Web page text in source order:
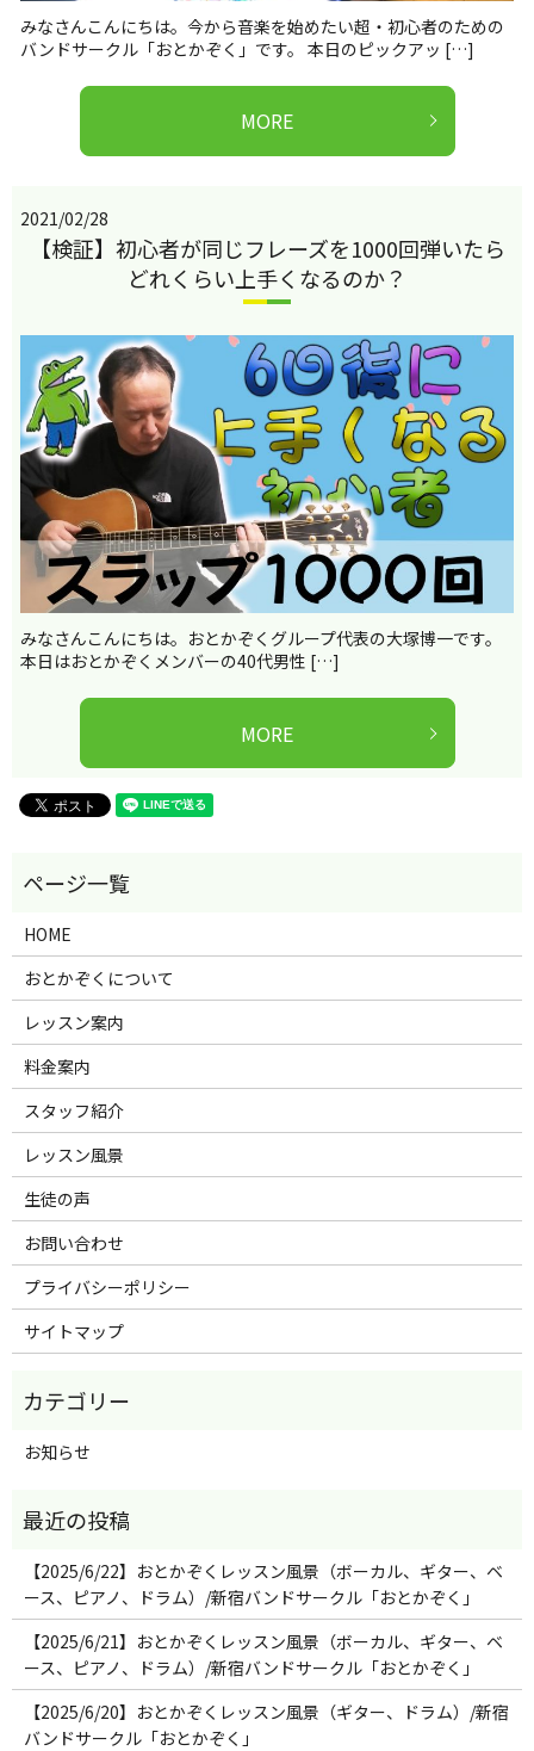
みなさんこんにちは。今から音楽を始めたい超・初心者のための
バンドサークル「おとかぞく」です。 本日のピックアッ […]
MORE
2021/02/28
【検証】初心者が同じフレーズを1000回弾いたら
どれくらい上手くなるのか？
みなさんこんにちは。おとかぞくグループ代表の大塚博一です。
本日はおとかぞくメンバーの40代男性 […]
MORE
HOME
おとかぞくについて
レッスン案内
料金案内
スタッフ紹介
レッスン風景
生徒の声
お問い合わせ
プライバシーポリシー
サイトマップ
お知らせ
【2025/6/22】おとかぞくレッスン風景（ボーカル、ギター、ベ
ース、ピアノ、ドラム）/新宿バンドサークル「おとかぞく」
【2025/6/21】おとかぞくレッスン風景（ボーカル、ギター、ベ
ース、ピアノ、ドラム）/新宿バンドサークル「おとかぞく」
【2025/6/20】おとかぞくレッスン風景（ギター、ドラム）/新宿
バンドサークル「おとかぞく」